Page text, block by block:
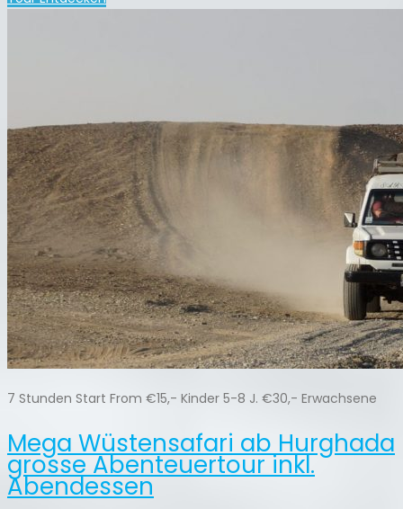
7 Stunden Start From €15,- Kinder 5-8 J. €30,- Erwachsene
Mega Wüstensafari ab Hurghada
grosse Abenteuertour inkl.
Abendessen